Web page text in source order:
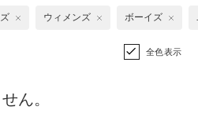
ウィメンズ ボーイズ
全色表示
ん。